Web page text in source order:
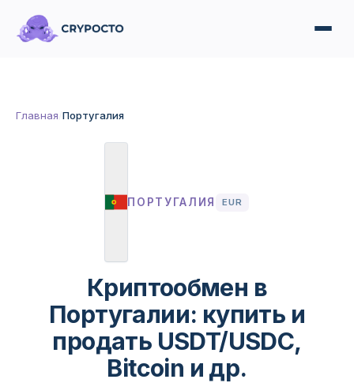
Главная Португалия
ПОРТУГАЛИЯ EUR
Криптообмен в
Португалии: купить и
продать USDT/USDC,
Bitcoin и др.